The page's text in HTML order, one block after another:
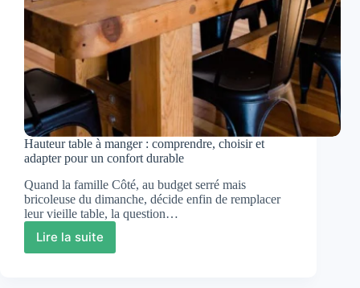
Hauteur table à manger : comprendre, choisir et
adapter pour un confort durable
Quand la famille Côté, au budget serré mais
bricoleuse du dimanche, décide enfin de remplacer
leur vieille table, la question…
Lire la suite
Hauteur